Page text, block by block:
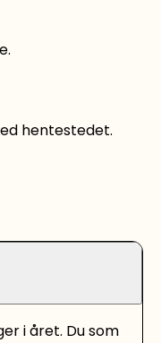
hentestedet.
i året. Du som